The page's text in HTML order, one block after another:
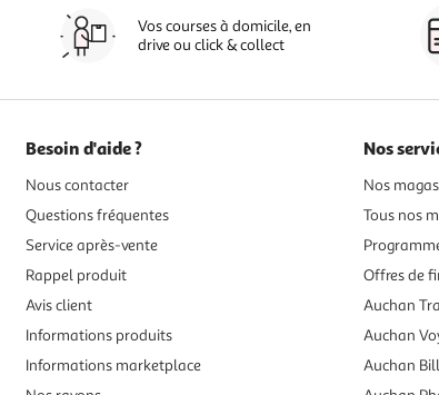
Vos courses à domicile, en
drive ou click & collect
Besoin d'aide ?
Nous contacter
Questions fréquentes
Service après-vente
Rappel produit
Avis client
Informations produits
Informations marketplace
Nos
Nos
Tous nos
Offres de
Auchan
Auchan
Auchan